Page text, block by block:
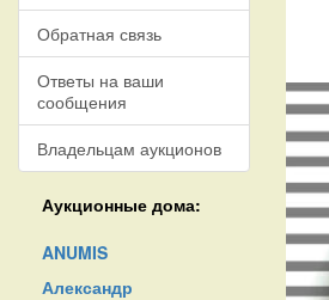
Обратная связь
Ответы на ваши
сообщения
Владельцам аукционов
Аукционные дома:
ANUMIS
Александр